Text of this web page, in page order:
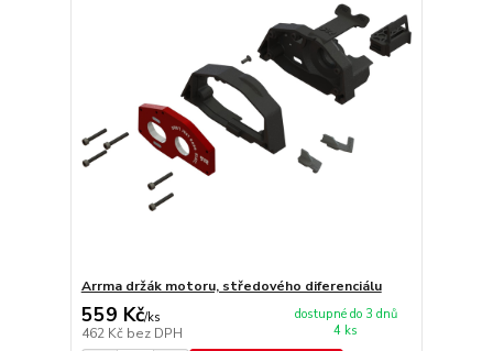
Arrma držák motoru, středového diferenciálu
559 Kč/ks
462 Kč bez DPH
dostupné do 3 dnů
4 ks